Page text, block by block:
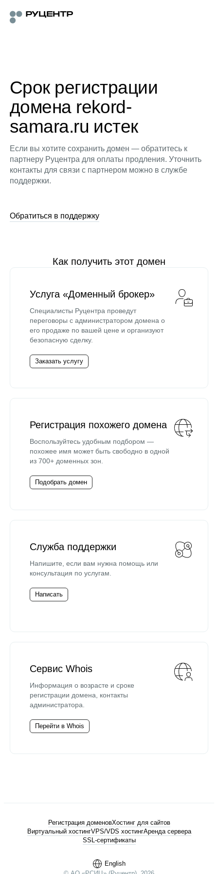
Срок регистрации
домена rekord-
samara.ru истек
Если вы хотите сохранить домен — обратитесь к
партнеру Руцентра для оплаты продления. Уточнить
контакты для связи с партнером можно в службе
поддержки.
Обратиться в поддержку
Как получить этот домен
Услуга «Доменный брокер»
Специалисты Руцентра проведут
переговоры с администратором домена о
его продаже по вашей цене и организуют
безопасную сделку.
Заказать услугу
Регистрация похожего домена
Воспользуйтесь удобным подбором —
похожее имя может быть свободно в одной
из 700+ доменных зон.
Подобрать домен
Служба поддержки
Напишите, если вам нужна помощь или
консультация по услугам.
Написать
Сервис Whois
Информация о возрасте и сроке
регистрации домена, контакты
администратора.
Перейти в Whois
English
Регистрация доменовХостинг для сайтов
Виртуальный хостингVPS/VDS хостингАренда сервера
SSL-сертификаты